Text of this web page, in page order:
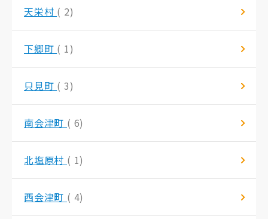
天栄村 ( 2)
下郷町 ( 1)
只見町 ( 3)
南会津町 ( 6)
北塩原村 ( 1)
西会津町 ( 4)